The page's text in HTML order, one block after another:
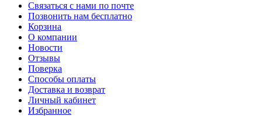
Связаться с нами по почте
Позвонить нам бесплатно
Корзина
О компании
Новости
Отзывы
Поверка
Способы оплаты
Доставка и возврат
Личный кабинет
Избранное